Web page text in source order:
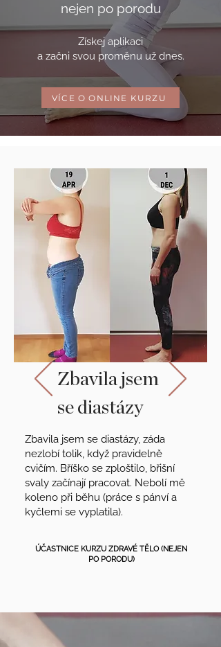
nejen po porodu
Získej aplikaci
a začni svou proměnu už dnes.
VÍCE O ONLINE KURZU
Zbavila jsem
se diastázy
Zbavila jsem se diastázy, záda
nezlobí tolik, když pravidelně
cvičím. Bříško se zploštilo, břišní
svaly začínají pracovat. Nebolí mě
koleno při běhu (práce s pánví a
kyčlemi se vyplatila).
ÚČASTNICE KURZU ZDRAVÉ TĚLO (NEJEN
PO PORODU)